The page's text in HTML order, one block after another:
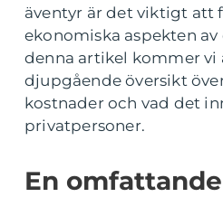
äventyr är det viktigt att
ekonomiska aspekten
denna artikel kommer vi
djupgående översikt
kostnader och vad det
privatpersoner.
En omfattande